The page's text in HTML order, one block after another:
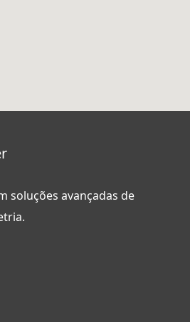
soluções avançadas de